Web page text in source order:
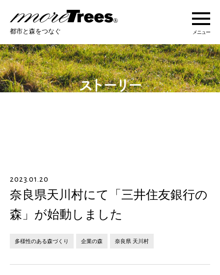
more trees
都市と森をつなぐ メニュー
more treesについて
あなたにできること
お問い合わせ
2023.01.20
奈良県天川村にて「三井住友銀行の
森」が始動しました
多様性のある森づくり 企業の森 奈良県 天川村